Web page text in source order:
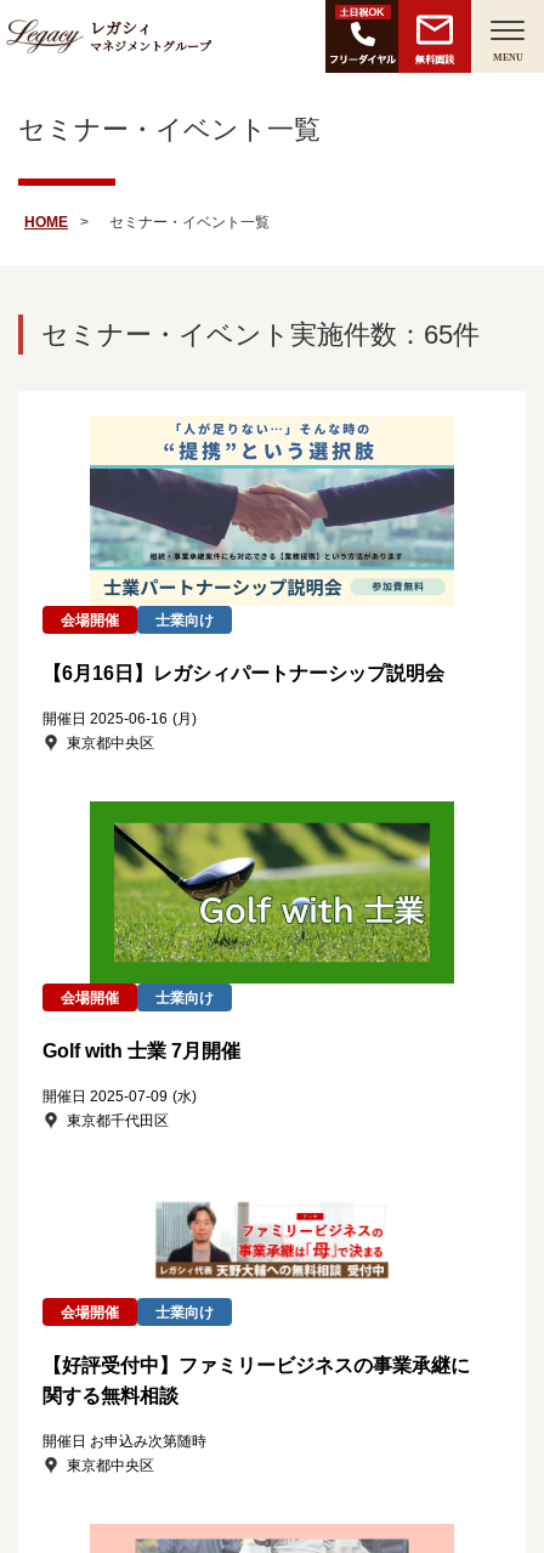
レガシィ
マネジメントグループ
無料面談 MENU
セミナー・イベント一覧
HOME セミナー・イベント一覧
セミナー・イベント実施件数：65件
会場開催 士業向け
【6月16日】レガシィパートナーシップ説明会
開催日 2025-06-16 (月)
東京都中央区
会場開催 士業向け
Golf with 士業 7月開催
開催日 2025-07-09 (水)
東京都千代田区
会場開催 士業向け
【好評受付中】ファミリービジネスの事業承継に
関する無料相談
開催日 お申込み次第随時
東京都中央区